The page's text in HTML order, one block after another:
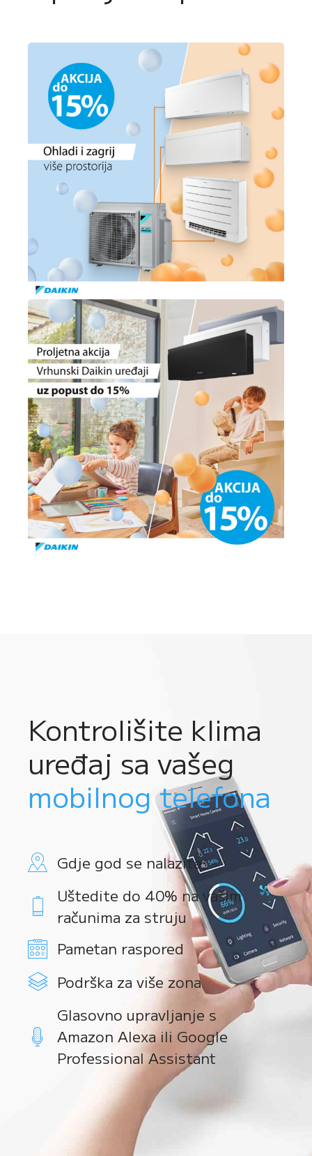
Kontrolišite klima
uređaj sa vašeg
mobilnog telefona
Gdje god se nalazite
Uštedite do 40% na vašim
računima za struju
Pametan raspored
Podrška za više zona
Glasovno upravljanje s
Amazon Alexa ili Google
Professional Assistant